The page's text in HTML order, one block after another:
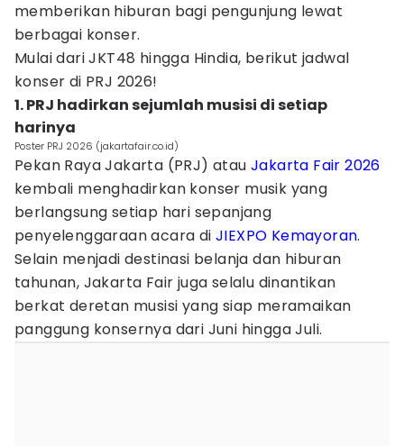
memberikan hiburan bagi pengunjung lewat
berbagai konser.
Mulai dari JKT48 hingga Hindia, berikut jadwal
konser di PRJ 2026!
1. PRJ hadirkan sejumlah musisi di setiap
harinya
Poster PRJ 2026 (jakartafair.co.id)
Pekan Raya Jakarta (PRJ) atau Jakarta Fair 2026
kembali menghadirkan konser musik yang
berlangsung setiap hari sepanjang
penyelenggaraan acara di JIEXPO Kemayoran.
Selain menjadi destinasi belanja dan hiburan
tahunan, Jakarta Fair juga selalu dinantikan
berkat deretan musisi yang siap meramaikan
panggung konsernya dari Juni hingga Juli.